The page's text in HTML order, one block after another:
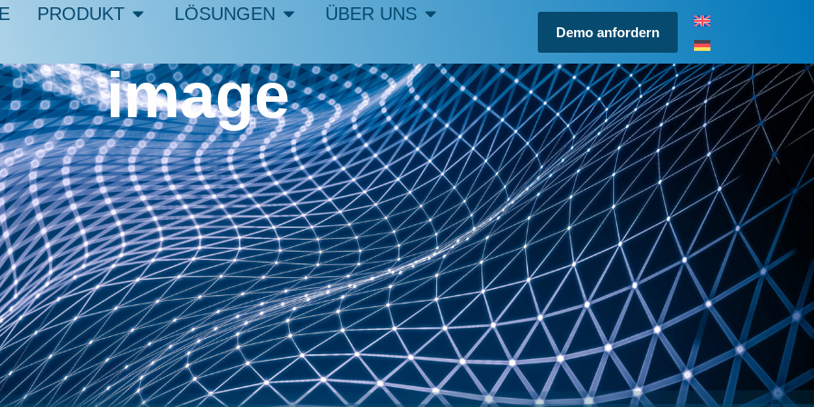
PRODUKT LÖSUNGEN ÜBER UNS
Demo anfordern
image